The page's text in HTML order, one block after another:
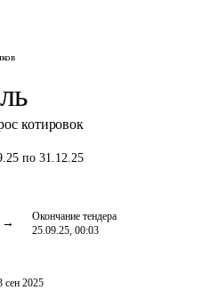
котировок
по 31.12.25
Окончание тендера
25.09.25, 00:03
сен 2025